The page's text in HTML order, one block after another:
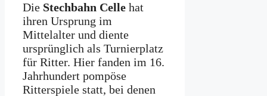
Die Stechbahn Celle hat
ihren Ursprung im
Mittelalter und diente
ursprünglich als Turnierplatz
für Ritter. Hier fanden im 16.
Jahrhundert pompöse
Ritterspiele statt, bei denen